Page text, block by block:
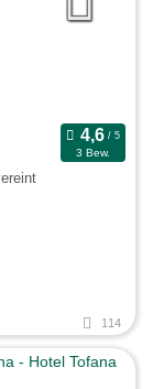
3 Bew.
114